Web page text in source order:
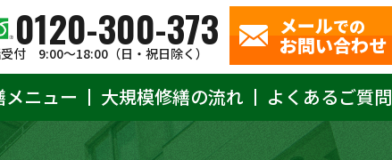
0120-300-373
付 9:00〜18:00（日・祝日除く）
メールでの
お問い合わせ
ニュー 大規模修繕の流れ よくあるご質問